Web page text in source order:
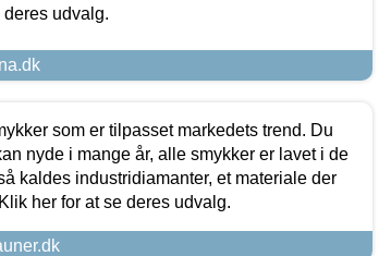
deres udvalg.
som er tilpasset markedets trend. Du
nyde i mange år, alle smykker er lavet i de
kaldes industridiamanter, et materiale der
her for at se deres udvalg.